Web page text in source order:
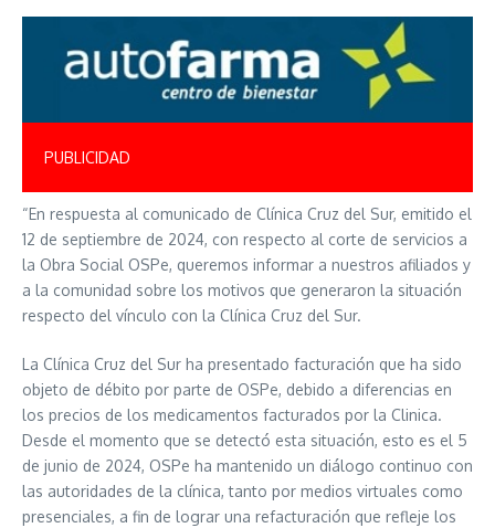
PUBLICIDAD
“En respuesta al comunicado de Clínica Cruz del Sur, emitido el
12 de septiembre de 2024, con respecto al corte de servicios a
la Obra Social OSPe, queremos informar a nuestros afiliados y
a la comunidad sobre los motivos que generaron la situación
respecto del vínculo con la Clínica Cruz del Sur.
La Clínica Cruz del Sur ha presentado facturación que ha sido
objeto de débito por parte de OSPe, debido a diferencias en
los precios de los medicamentos facturados por la Clinica.
Desde el momento que se detectó esta situación, esto es el 5
de junio de 2024, OSPe ha mantenido un diálogo continuo con
las autoridades de la clínica, tanto por medios virtuales como
presenciales, a fin de lograr una refacturación que refleje los